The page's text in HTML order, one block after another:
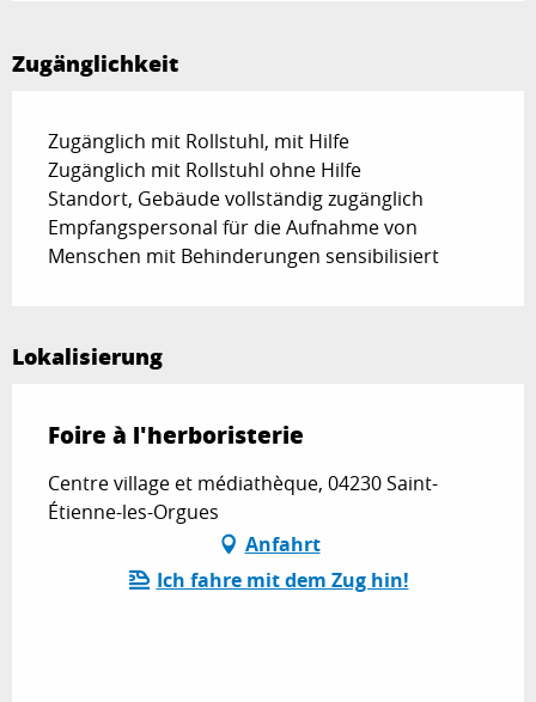
Zugänglichkeit
Zugänglich mit Rollstuhl, mit Hilfe
Zugänglich mit Rollstuhl ohne Hilfe
Standort, Gebäude vollständig zugänglich
Empfangspersonal für die Aufnahme von
Menschen mit Behinderungen sensibilisiert
Lokalisierung
Foire à l'herboristerie
Centre village et médiathèque, 04230 Saint-
Étienne-les-Orgues
Anfahrt
Ich fahre mit dem Zug hin!